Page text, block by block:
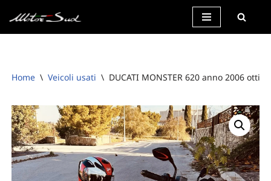
Vai
Home \ Veicoli usati \ DUCATI MONSTER 620 anno 2006